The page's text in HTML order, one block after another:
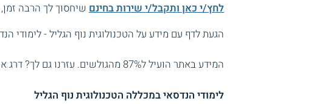
לחץ/י כאן ותקבל/י שירות בחינם שיחסוך לך הרבה
הגעת לדף עם מידע על הטכנולוגית נוף הגליל - לימודי
המידע באתר הועיל ל87% מהגולשים.
עזרנו גם לך? דרג
לימודי הנדסאי במכללה הטכנולוגית נוף הגליל